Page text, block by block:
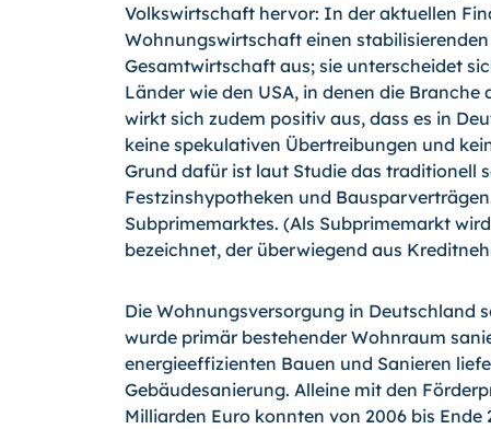
Volkswirtschaft hervor: In der aktuellen
Wohnungswirtschaft einen
Gesamtwirtschaft aus; sie unterscheidet
Länder wie den USA, in denen die
wirkt sich zudem positiv aus, dass es in
keine spekulativen Übertreibungen und
Grund dafür ist laut Studie das traditionell
Festzinshypotheken und
Subprimemarktes. (Als Subprimemarkt
bezeichnet, der überwiegend aus
Die Wohnungsversorgung in Deutschland
wurde primär bestehender Wohnraum
energieeffizienten Bauen und Sanieren
Gebäudesanierung. Alleine mit den
Milliarden Euro konnten von 2006 bis